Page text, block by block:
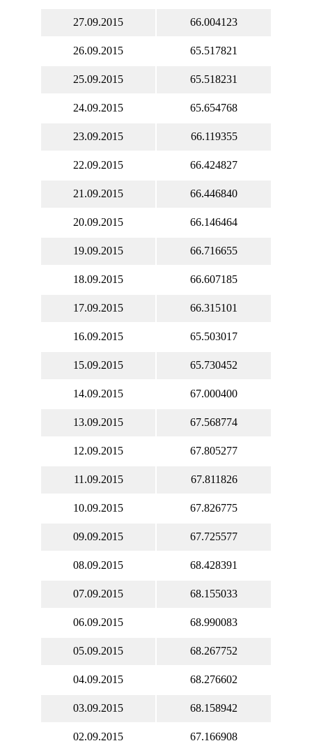
27.09.2015 66.004123
26.09.2015 65.517821
25.09.2015 65.518231
24.09.2015 65.654768
23.09.2015 66.119355
22.09.2015 66.424827
21.09.2015 66.446840
20.09.2015 66.146464
19.09.2015 66.716655
18.09.2015 66.607185
17.09.2015 66.315101
16.09.2015 65.503017
15.09.2015 65.730452
14.09.2015 67.000400
13.09.2015 67.568774
12.09.2015 67.805277
11.09.2015 67.811826
10.09.2015 67.826775
09.09.2015 67.725577
08.09.2015 68.428391
07.09.2015 68.155033
06.09.2015 68.990083
05.09.2015 68.267752
04.09.2015 68.276602
03.09.2015 68.158942
02.09.2015 67.166908